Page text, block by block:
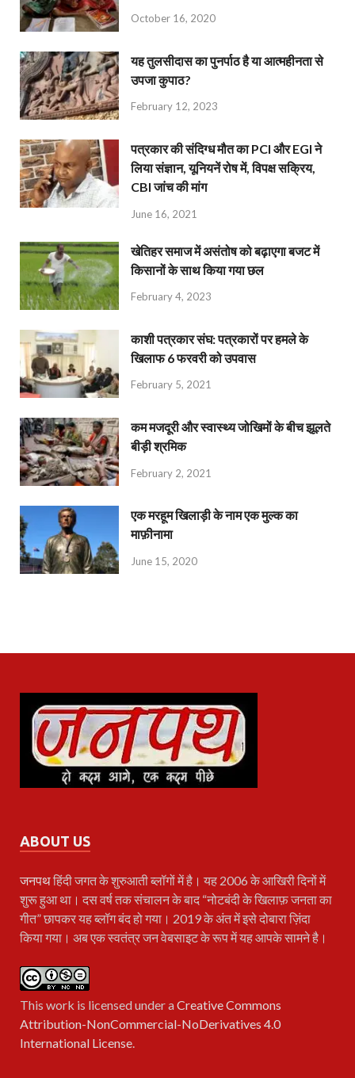
October 16, 2020
यह तुलसीदास का पुनर्पाठ है या आत्महीनता से
उपजा कुपाठ?
February 12, 2023
पत्रकार की संदिग्ध मौत का PCI और EGI ने
लिया संज्ञान, यूनियनें रोष में, विपक्ष सक्रिय,
CBI जांच की मांग
June 16, 2021
खेतिहर समाज में असंतोष को बढ़ाएगा बजट में
किसानों के साथ किया गया छल
February 4, 2023
काशी पत्रकार संघ: पत्रकारों पर हमले के
खिलाफ 6 फरवरी को उपवास
February 5, 2021
कम मजदूरी और स्वास्थ्य जोखिमों के बीच झूलते
बीड़ी श्रमिक
February 2, 2021
एक मरहूम खिलाड़ी के नाम एक मुल्क का
माफ़ीनामा
June 15, 2020
ABOUT US
जनपथहिंदी जगत के शुरुआती ब्लॉगों में है। यह 2006 के आखिरी दिनों में
शुरू हुआ था। दस वर्ष तक संचालन के बाद “नोटबंदी के खिलाफ़ जनता का
गीत” छापकर यह ब्लॉग बंद हो गया। 2019 के अंत में इसे दोबारा ज़िंदा
किया गया। अब एक स्वतंत्र जन वेबसाइट के रूप में यह आपके सामने है।
This work is licensed under aCreative Commons
Attribution-NonCommercial-NoDerivatives 4.0
International License.